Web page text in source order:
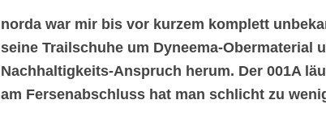
norda war mir bis vor kurzem komplett
seine Trailschuhe um Dyneema-Obermaterial
Nachhaltigkeits-Anspruch herum. Der 001A
am Fersenabschluss hat man schlicht zu